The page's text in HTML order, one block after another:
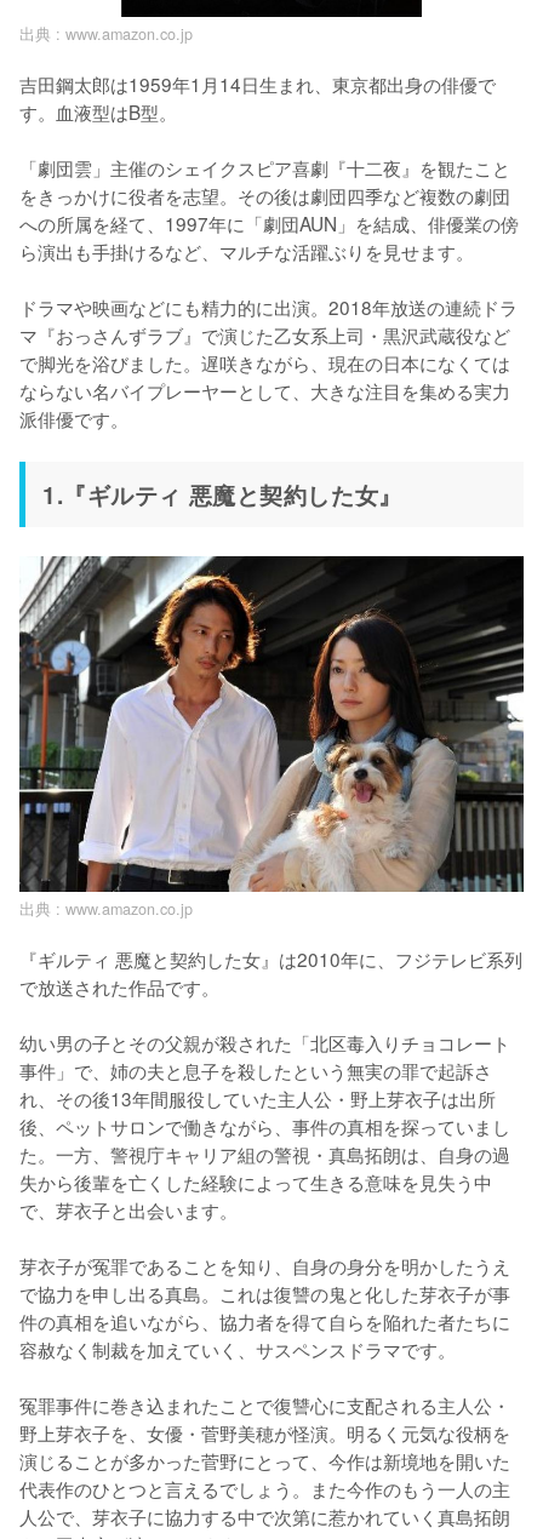
出典 : www.amazon.co.jp
吉田鋼太郎は1959年1月14日生まれ、東京都出身の俳優で
す。血液型はB型。
「劇団雲」主催のシェイクスピア喜劇『十二夜』を観たこと
をきっかけに役者を志望。その後は劇団四季など複数の劇団
への所属を経て、1997年に「劇団AUN」を結成、俳優業の傍
ら演出も手掛けるなど、マルチな活躍ぶりを見せます。
ドラマや映画などにも精力的に出演。2018年放送の連続ドラ
マ『おっさんずラブ』で演じた乙女系上司・黒沢武蔵役など
で脚光を浴びました。遅咲きながら、現在の日本になくては
ならない名バイプレーヤーとして、大きな注目を集める実力
派俳優です。
1.『ギルティ 悪魔と契約した女』
出典 : www.amazon.co.jp
『ギルティ 悪魔と契約した女』は2010年に、フジテレビ系列
で放送された作品です。
幼い男の子とその父親が殺された「北区毒入りチョコレート
事件」で、姉の夫と息子を殺したという無実の罪で起訴さ
れ、その後13年間服役していた主人公・野上芽衣子は出所
後、ペットサロンで働きながら、事件の真相を探っていまし
た。一方、警視庁キャリア組の警視・真島拓朗は、自身の過
失から後輩を亡くした経験によって生きる意味を見失う中
で、芽衣子と出会います。
芽衣子が冤罪であることを知り、自身の身分を明かしたうえ
で協力を申し出る真島。これは復讐の鬼と化した芽衣子が事
件の真相を追いながら、協力者を得て自らを陥れた者たちに
容赦なく制裁を加えていく、サスペンスドラマです。
冤罪事件に巻き込まれたことで復讐心に支配される主人公・
野上芽衣子を、女優・菅野美穂が怪演。明るく元気な役柄を
演じることが多かった菅野にとって、今作は新境地を開いた
代表作のひとつと言えるでしょう。また今作のもう一人の主
人公で、芽衣子に協力する中で次第に惹かれていく真島拓朗